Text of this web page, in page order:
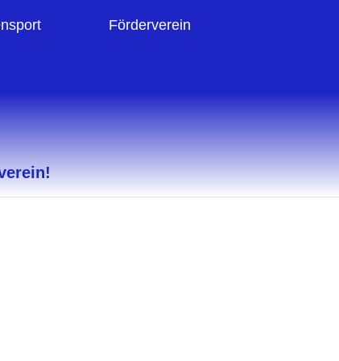
Förderverein